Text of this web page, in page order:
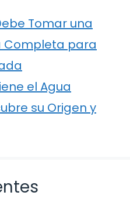
Tomar una
Completa para
el Agua
su Origen y